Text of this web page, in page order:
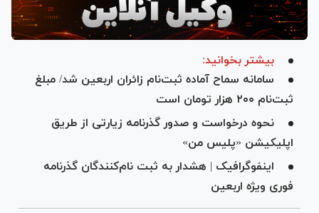
بیشتر بخوانید:
سامانه سماح آماده ثبت‌نام زائران اربعین شد/ مبلغ
ثبت‌نام ۲۰۰ هزار تومان است
نحوه درخواست و صدور گذرنامه زیارتی از طریق
اپلیکیشن «پلیس من»
اینفوگرافیک | هشدار به ثبت نام‌کنندگان گذرنامه
فوری ویژه اربعین